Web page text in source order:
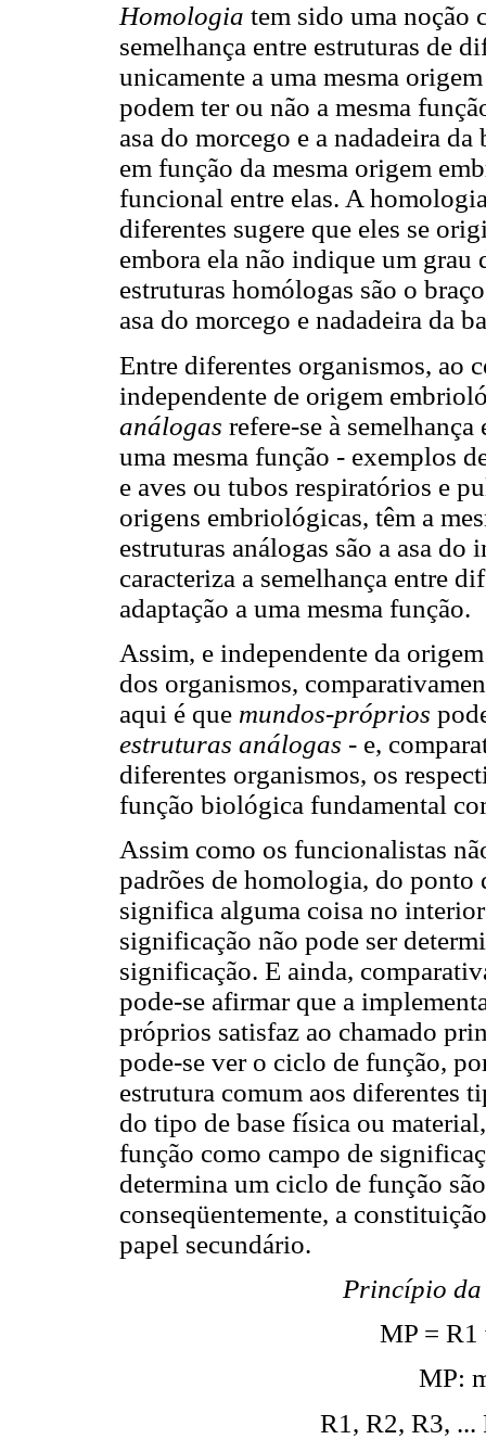
Homologia tem sido uma noção
semelhança entre estruturas de
unicamente a uma mesma
podem ter ou não a mesma
asa do morcego e a nadadeira
em função da mesma origem
funcional entre elas. A
diferentes sugere que eles se
embora ela não indique um
estruturas homólogas são o
asa do morcego e nadadeira da
Entre diferentes organismos, ao
independente de origem
análogas refere-se à
uma mesma função - exemplos
e aves ou tubos respiratórios e
origens embriológicas, têm a
estruturas análogas são a asa do
caracteriza a semelhança entre
adaptação a uma mesma função.
Assim, e independente da
dos organismos,
aqui é que mundos-próprios
estruturas análogas - e,
diferentes organismos, os
função biológica fundamental
Assim como os funcionalistas
padrões de homologia, do
significa alguma coisa no
significação não pode ser
significação. E ainda,
pode-se afirmar que a
próprios satisfaz ao chamado
pode-se ver o ciclo de função,
estrutura comum aos diferentes
do tipo de base física ou
função como campo de
determina um ciclo de função
conseqüentemente, a
papel secundário.
Princípio
MP = R1
MP:
R1, R2, R3,